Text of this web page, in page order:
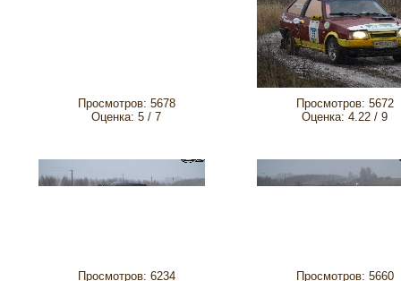
Просмотров: 5678
Оценка: 5 / 7
Просмотров: 5672
Оценка: 4.22 / 9
Просмотров: 6234
Просмотров: 5660